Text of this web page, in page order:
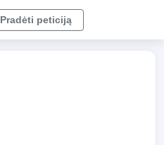
Pradėti peticiją